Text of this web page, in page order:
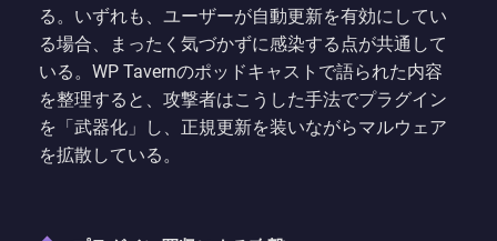
る。いずれも、ユーザーが自動更新を有効にしてい
る場合、まったく気づかずに感染する点が共通して
いる。WP Tavernのポッドキャストで語られた内容
を整理すると、攻撃者はこうした手法でプラグイン
を「武器化」し、正規更新を装いながらマルウェア
を拡散している。